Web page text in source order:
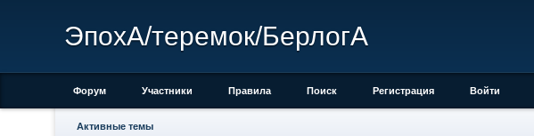
ЭпохА/теремок/БерлогА
Форум Участники Правила Поиск Регистрация Войти
Активные темы